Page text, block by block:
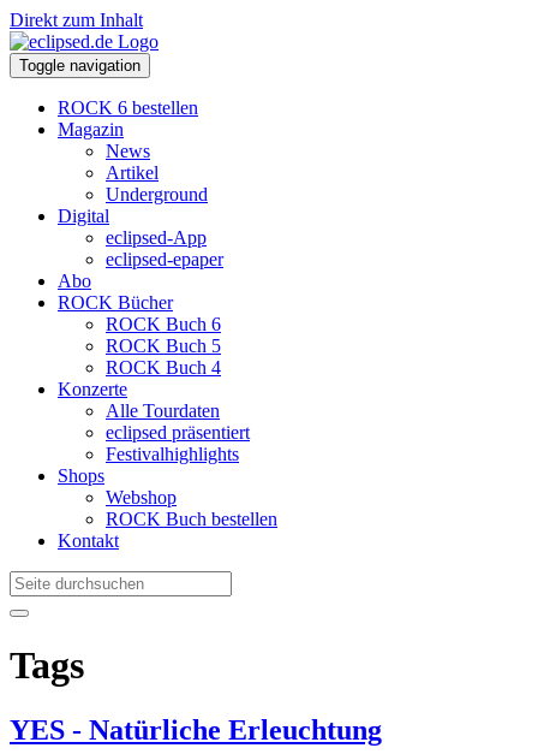
Direkt zum Inhalt
Toggle navigation
ROCK 6 bestellen
Magazin
News
Artikel
Underground
Digital
eclipsed-App
eclipsed-epaper
Abo
ROCK Bücher
ROCK Buch 6
ROCK Buch 5
ROCK Buch 4
Konzerte
Alle Tourdaten
eclipsed präsentiert
Festivalhighlights
Shops
Webshop
ROCK Buch bestellen
Kontakt
Tags
YES - Natürliche Erleuchtung